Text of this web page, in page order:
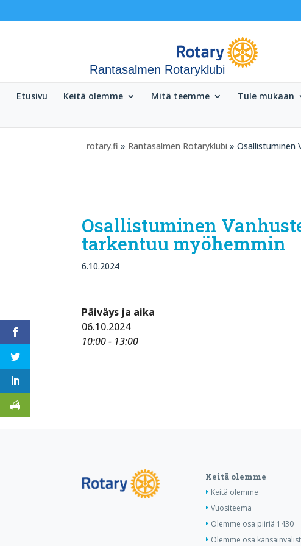
Rantasalmen Rotaryklubi
Etusivu Keitä olemme Mitä teemme Tule mukaan
rotary.fi » Rantasalmen Rotaryklubi » Osallistuminen
Osallistuminen
tarkentuu myöhemmin
6.10.2024
Päiväys ja aika
06.10.2024
10:00 - 13:00
Keitä olemme
Keitä olemme
Vuositeema
Olemme osa piiriä 1430
Olemme osa